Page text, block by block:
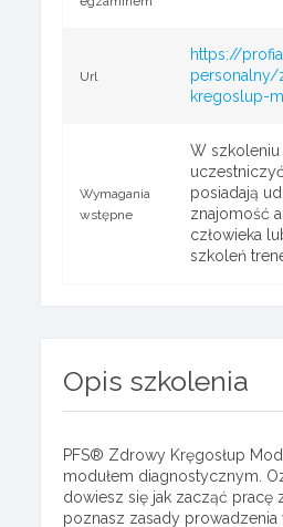
Url
https://
kregoslup-
Wymagania
wstępne
W
posiadają
znajomość
człowieka
szkoleń
Opis szkolenia
PFS® Zdrowy Kręgosłup
modułem diagnostycznym.
dowiesz się jak zacząć pracę
poznasz zasady prowadzenia